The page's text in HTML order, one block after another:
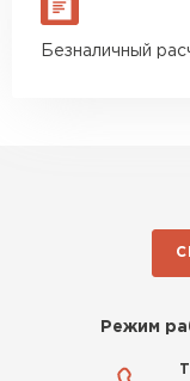
Безналичный
Режим